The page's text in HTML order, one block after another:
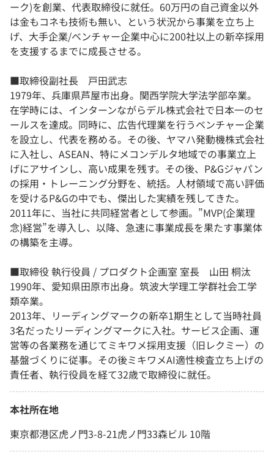
ーク)を創業、代表取締役に就任。60万円の自己資金以外
は金もコネも技術も無い、という状況から事業を立ち上
げ、大手企業/ベンチャー企業中心に200社以上の新卒採用
を支援するまでに成長させる。
■取締役副社長 戸田武志
1979年、兵庫県芦屋市出身。関西学院大学法学部卒業。
在学時には、インターンながらデル株式会社で日本一のセ
ールスを達成。同時に、広告代理業を行うベンチャー企業
を設立し、代表を務める。その後、ヤマハ発動機株式会社
に入社し、ASEAN、特にメコンデルタ地域での事業立上
げにアサインし、高い成果を残す。その後、P&Gジャパン
の採用・トレーニング分野を、統括。人材領域で高い評価
を受けるP&Gの中でも、傑出した実績を残してきた。
2011年に、当社に共同経営者として参画。”MVP(企業理
念)経営”を導入し、以降、急速に事業成長を果たす事業体
の構築を主導。
■取締役 執行役員 / プロダクト企画室 室長 山田 桐汰
1990年、愛知県田原市出身。筑波大学理工学群社会工学
類卒業。
2013年、リーディングマークの新卒1期生として当時社員
3名だったリーディングマークに入社。サービス企画、運
営等の各業務を通じてミキワメ採用支援（旧レクミー）の
基盤づくりに従事。その後ミキワメAI適性検査立ち上げの
責任者、執行役員を経て32歳で取締役に就任。
本社所在地
東京都港区虎ノ門3-8-21虎ノ門33森ビル 10階